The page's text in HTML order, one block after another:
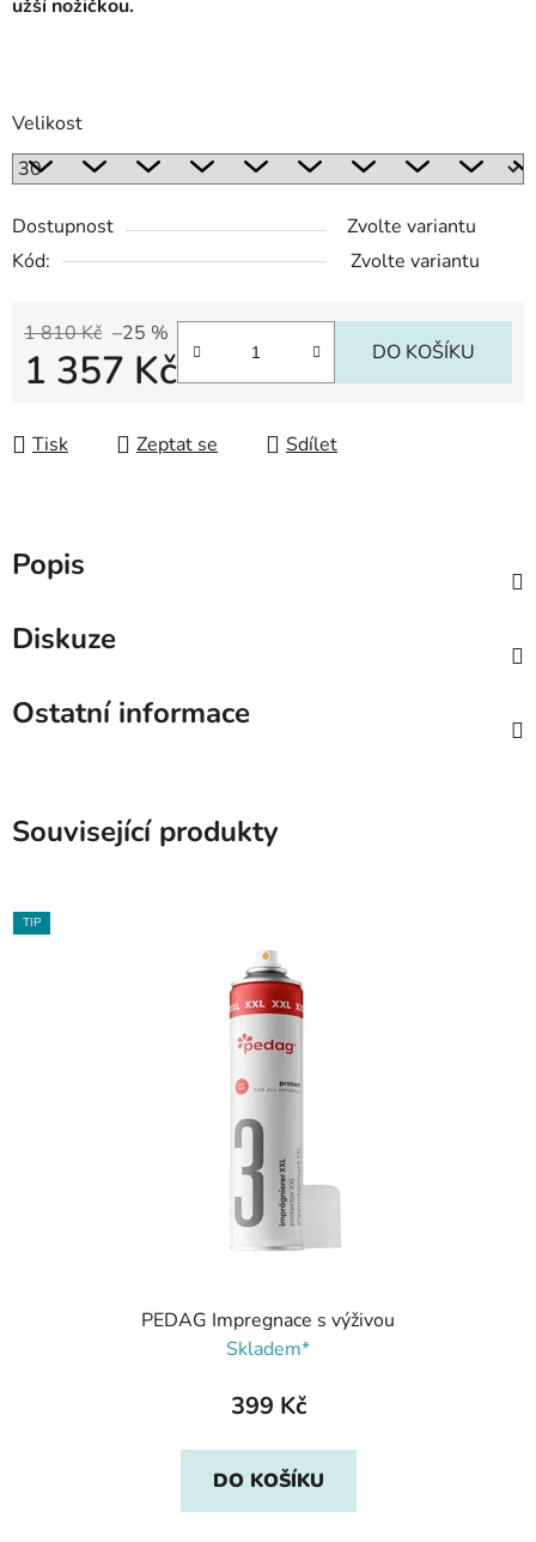
užší nožičkou.
Velikost
Dostupnost
Zvolte variantu
Kód:
Zvolte variantu
1 810 Kč –25 %
1 357 Kč DO KOŠÍKU
Tisk Zeptat se Sdílet
Popis
Diskuze
Ostatní informace
Související produkty
TIP
PEDAG Impregnace s výživou
Skladem*
399 Kč
DO KOŠÍKU